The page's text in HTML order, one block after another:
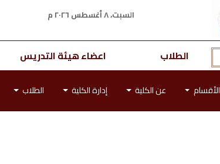
السبت، ٨ أغسطس ٢٠٢٦ م
الطلاب اعضاء هيئة التدريس
الأقسام عن الكلية إدارة الكلية الطلاب